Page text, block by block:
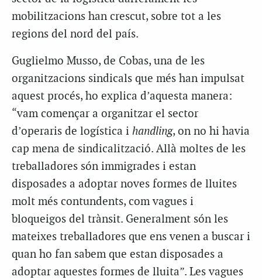
mobilitzacions han crescut, sobre tot a les
regions del nord del país.
Guglielmo Musso, de Cobas, una de les
organitzacions sindicals que més han impulsat
aquest procés, ho explica d’aquesta manera:
“vam començar a organitzar el sector
d’operaris de logística i handling, on no hi havia
cap mena de sindicalització. Allà moltes de les
treballadores són immigrades i estan
disposades a adoptar noves formes de lluites
molt més contundents, com vagues i
bloqueigos del trànsit. Generalment són les
mateixes treballadores que ens venen a buscar i
quan ho fan sabem que estan disposades a
adoptar aquestes formes de lluita”. Les vagues